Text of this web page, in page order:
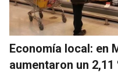
Economía local: en
aumentaron un